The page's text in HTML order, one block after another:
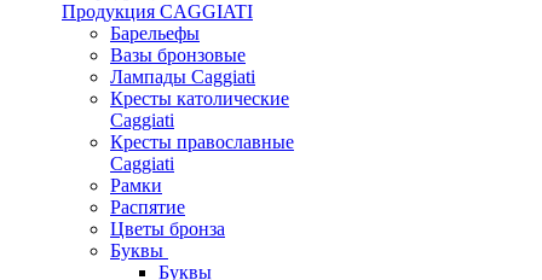
Продукция CAGGIATI
Барельефы
Вазы бронзовые
Лампады Caggiati
Кресты католические
Caggiati
Кресты православные
Caggiati
Рамки
Распятие
Цветы бронза
Буквы
Буквы